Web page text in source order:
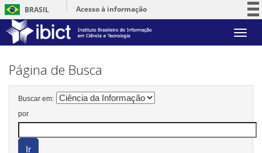
BRASIL
Acesso à informação
Serviços
Skip
Página de Busca
Buscar em:
por